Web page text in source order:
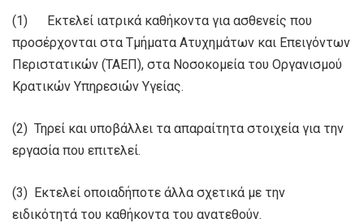
(1) Εκτελεί ιατρικά καθήκοντα για ασθενείς που
προσέρχονται στα Τμήματα Ατυχημάτων και Επειγόντων
Περιστατικών (ΤΑΕΠ), στα Νοσοκομεία του Οργανισμού
Κρατικών Υπηρεσιών Υγείας.
(2) Τηρεί και υποβάλλει τα απαραίτητα στοιχεία για την
εργασία που επιτελεί.
(3) Εκτελεί οποιαδήποτε άλλα σχετικά με την
ειδικότητά του καθήκοντα του ανατεθούν.